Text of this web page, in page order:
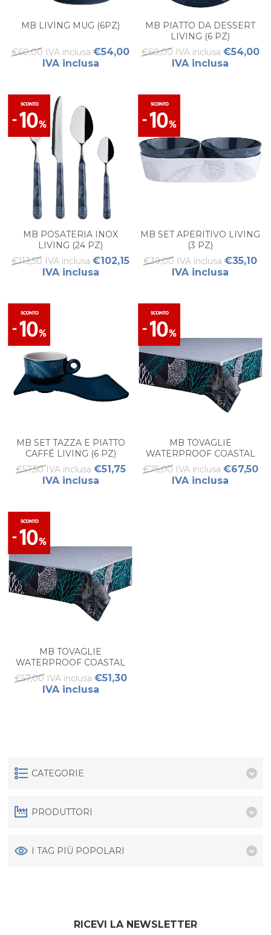
MB LIVING MUG (6PZ)
€60,00 IVA inclusa €54,00
IVA inclusa
MB PIATTO DA DESSERT
LIVING (6 PZ)
€60,00 IVA inclusa €54,00
IVA inclusa
MB POSATERIA INOX
LIVING (24 PZ)
€113,50 IVA inclusa €102,15
IVA inclusa
MB SET APERITIVO LIVING
(3 PZ)
€39,00 IVA inclusa €35,10
IVA inclusa
MB SET TAZZA E PIATTO
CAFFÉ LIVING (6 PZ)
€57,50 IVA inclusa €51,75
IVA inclusa
MB TOVAGLIE
WATERPROOF COASTAL
BLUE GRANDE (PZ 1)
€75,00 IVA inclusa €67,50
IVA inclusa
MB TOVAGLIE
WATERPROOF COASTAL
BLUE PICCOLO (PZ 1)
€57,00 IVA inclusa €51,30
IVA inclusa
CATEGORIE
PRODUTTORI
I TAG PIÙ POPOLARI
RICEVI LA NEWSLETTER